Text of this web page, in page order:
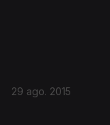
29 ago. 2015